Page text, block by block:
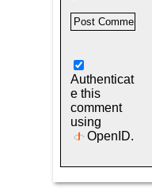
Authenticat
e this
comment
using
OpenID.